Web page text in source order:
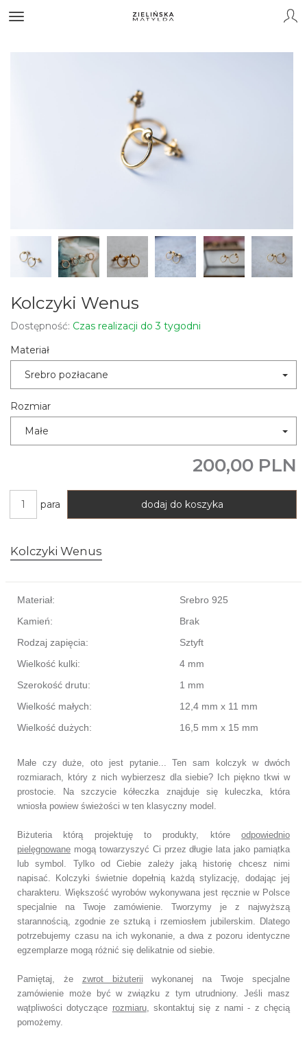
Kolczyki Wenus
Dostępność: Czas realizacji do 3 tygodni
Materiał
Srebro pozłacane
Rozmiar
Małe
200,00 PLN
para dodaj do koszyka
Kolczyki Wenus
Materiał:
Srebro 925
Kamień:
Brak
Rodzaj zapięcia:
Sztyft
Wielkość kulki:
4 mm
Szerokość drutu:
1 mm
Wielkość małych:
12,4 mm x 11 mm
Wielkość dużych:
16,5 mm x 15 mm
Małe czy duże, oto jest pytanie... Ten sam kolczyk w dwóch
rozmiarach, który z nich wybierzesz dla siebie? Ich piękno tkwi w
prostocie. Na szczycie kółeczka znajduje się kuleczka, która
wniosła powiew świeżości w ten klasyczny model.
Biżuteria którą projektuję to produkty, które odpowiednio
pielęgnowane mogą towarzyszyć Ci przez długie lata jako pamiątka
lub symbol. Tylko od Ciebie zależy jaką historię chcesz nimi
napisać.
Kolczyki świetnie dopełnią każdą stylizację, dodając jej
charakteru. Większość wyrobów wykonywana jest ręcznie w Polsce
specjalnie na Twoje zamówienie. Tworzymy je z najwyższą
starannością, zgodnie ze sztuką i rzemiosłem jubilerskim. Dlatego
potrzebujemy czasu na ich wykonanie, a dwa z pozoru identyczne
egzemplarze mogą różnić się delikatnie od siebie.
Pamiętaj, że zwrot biżuterii wykonanej na Twoje specjalne
zamówienie może być w związku z tym utrudniony. Jeśli masz
wątpliwości dotyczące rozmiaru,skontaktuj się z nami - z chęcią
pomożemy.